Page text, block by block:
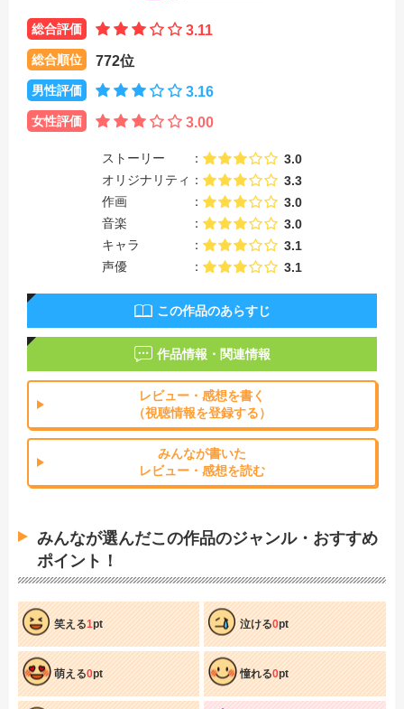
総合評価 3.11
総合順位 772位
男性評価 3.16
女性評価 3.00
ストーリー
3.0
オリジナリティ
3.3
作画
3.0
音楽
3.0
キャラ
3.1
声優
3.1
この作品のあらすじ
作品情報・関連情報
レビュー・感想を書く
（視聴情報を登録する）
みんなが書いた
レビュー・感想を読む
みんなが選んだこの作品のジャンル・おすすめ
ポイント！
笑える1pt 泣ける0pt
萌える0pt 憧れる0pt